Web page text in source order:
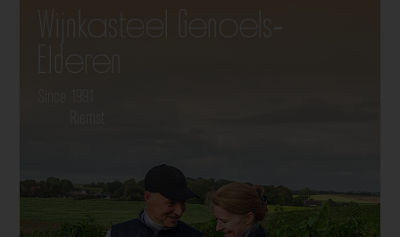
Wijnkasteel Genoels-